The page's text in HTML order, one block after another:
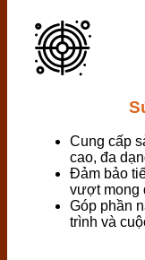
Cung cấp
cao, đa
Đảm bảo
vượt mong
Góp phần
trình và